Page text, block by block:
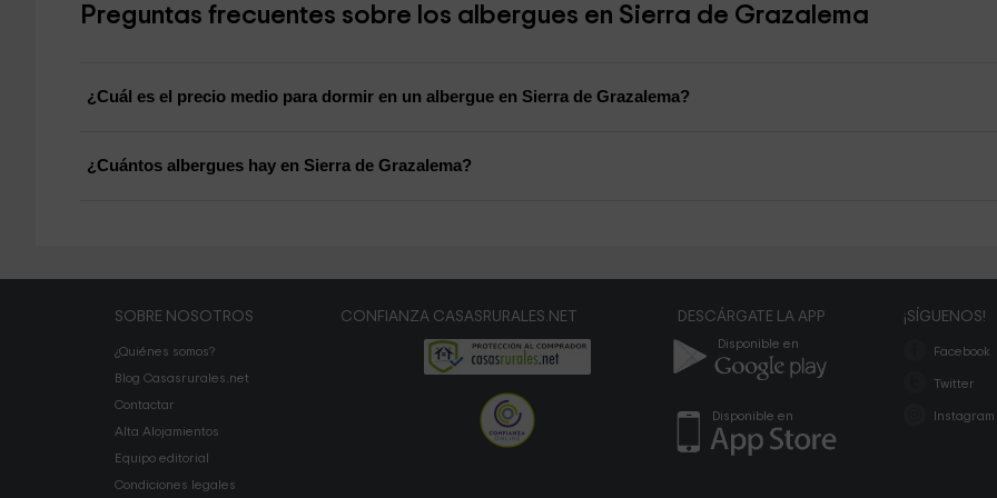
Preguntas frecuentes sobre los albergues en Sierra de Grazalema
¿Cuál es el precio medio para dormir en un albergue en Sierra de Grazalema?
¿Cuántos albergues hay en Sierra de Grazalema?
SOBRE NOSOTROS
¿Quiénes somos?
Blog Casasrurales.net
Contactar
Alta Alojamientos
Equipo editorial
Condiciones legales
CONFIANZA CASASRURALES.NET DESCÁRGATE LA APP
Disponible en
Disponible en
¡SÍGUENOS!
Facebook
Twitter
Instagram